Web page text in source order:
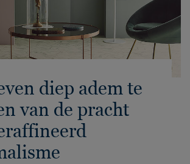
diep adem te
van de pracht